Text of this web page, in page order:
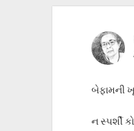
બેફામની
ન સ્પર્શી